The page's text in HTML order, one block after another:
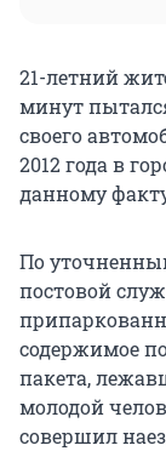
21-летний
минут
своего
2012 года в
данному
По
постовой
содержимое
пакета,
молодой
совершил